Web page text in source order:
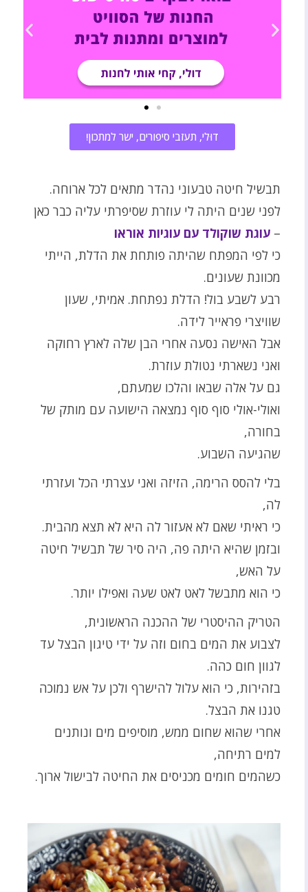
דוּלי, תעזבי סיפורים, ישר למתכון!
תבשיל חיטה טבעוני נהדר מתאים לכל ארוחה.
לפני שנים היתה לי עוזרת שסיפרתי עליה כבר כאן
– עוגת שוקולד עם עוגיות אוראו
כי לפי המפתח שהיתה פותחת את הדלת, הייתי
מכוונת שעונים.
רבע לשבע בול! הדלת נפתחת. אמיתי, שעון
שוויצרי פראייר לידה.
אבל האישה נסעה אחרי הבן שלה לארץ רחוקה
ואני נשארתי נטולת עוזרת.
גם על אלה שבאו והלכו שמעתם,
ואולי-אולי סוף סוף נמצאה הישועה עם מותק של
בחורה,
שהגיעה השבוע.
בלי להסס הרימה, הזיזה ואני עצרתי הכל ועזרתי
לה,
כי ראיתי שאם לא אעזור לה היא לא תצא מהבית.
ובזמן שהיא היתה פה, היה סיר של תבשיל חיטה
על האש,
כי הוא מתבשל לאט לאט שעה ואפילו יותר.
הטריק ההיסטרי של ההכנה הראשונית,
לצבוע את המים בחום וזה על ידי טיגון הבצל עד
לגוון חום כהה.
בזהירות, כי הוא עלול להישרף ולכן על אש נמוכה
טגנו את הבצל.
אחרי שהוא שחום ממש, מוסיפים מים ונותנים
למים רתיחה,
כשהמים חומים מכניסים את החיטה לבישול ארוך.